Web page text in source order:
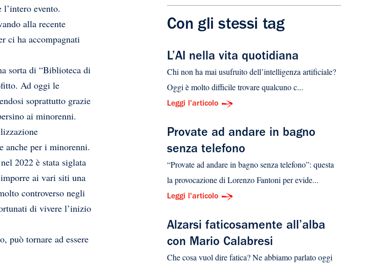
evento.
alla recente
ci ha accompagnati
sorta di “Biblioteca di
Ad oggi le
soprattutto grazie
ai minorenni.
anche per i minorenni.
2022 è stata siglata
ai vari siti una
controverso negli
di vivere l’inizio
può tornare ad essere
Con gli stessi tag
L’AI nella vita quotidiana
Chi non ha mai usufruito dell’intelligenza artificiale?
Oggi è molto difficile trovare qualcuno c...
Leggi l'articolo
Provate ad andare in bagno
senza telefono
“Provate ad andare in bagno senza telefono”: questa
la provocazione di Lorenzo Fantoni per evide...
Leggi l'articolo
Alzarsi faticosamente all’alba
con Mario Calabresi
Che cosa vuol dire fatica? Ne abbiamo parlato oggi